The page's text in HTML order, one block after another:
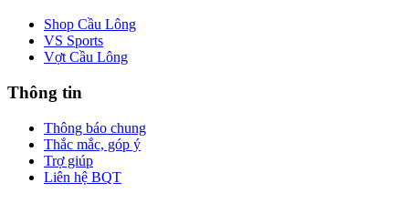
Shop Cầu Lông
VS Sports
Vợt Cầu Lông
Thông tin
Thông báo chung
Thắc mắc, góp ý
Trợ giúp
Liên hệ BQT